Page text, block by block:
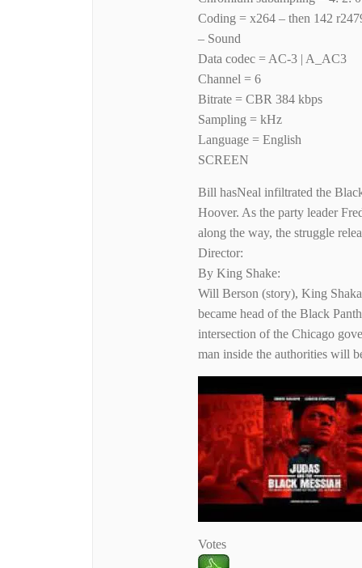
Coding = x264 – then 142
– Sound
Data codec = AC-3 | A_AC3
Channel = 6
Bitrate = CBR 384 kbps
Sampling = kHz
Language = English
SCREEN
Bill hasNeal infiltrated the
Hoover. As the party leader
along the way, the struggle
Director:
By King Shake:
Will Berson (story), King
became head of the Black
intersection of the Chicago
man inside the authorities will
Votes